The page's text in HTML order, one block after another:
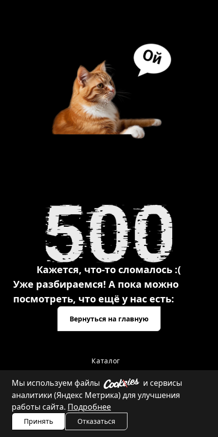
Кажется, что-то сломалось :(
Уже разбираемся! А пока можно
посмотреть, что ещё у нас есть:
Вернуться на главную
Каталог
Контакты
Мы используем файлы
и сервисы
аналитики (Яндекс Метрика) для улучшения
работы сайта. Подробнее
Принять Отказаться